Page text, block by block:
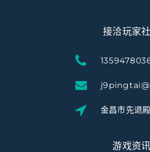
接洽玩家
金昌市先退
游戏资讯